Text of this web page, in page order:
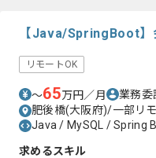
【Java/SpringBoot】
リモートOK
〜65万円／月 業務
肥後橋(大阪府)/一部リ
Java / MySQL / Spring
求めるスキル